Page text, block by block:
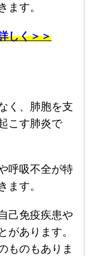
ます。
しく＞＞
く、肺胞を支
こす肺炎で
呼吸不全が特
ます。
己免疫疾患や
があります。
ものもありま